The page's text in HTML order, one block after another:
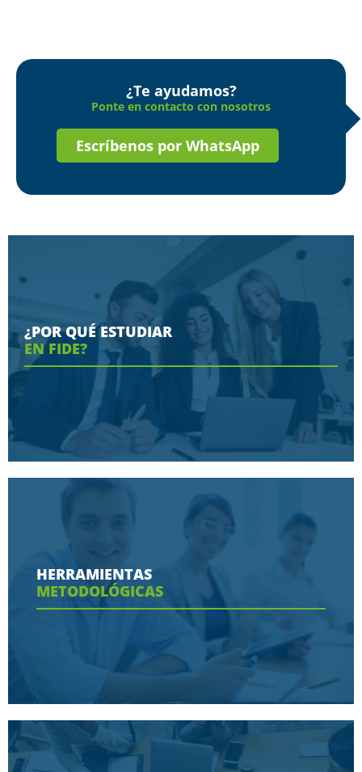
¿Te ayudamos?
Ponte en contacto con nosotros
Escríbenos por WhatsApp
¿POR QUÉ ESTUDIAR
EN FIDE?
Conoce aquí las razones porque nos eligen
Ver más
HERRAMIENTAS
METODOLÓGICAS